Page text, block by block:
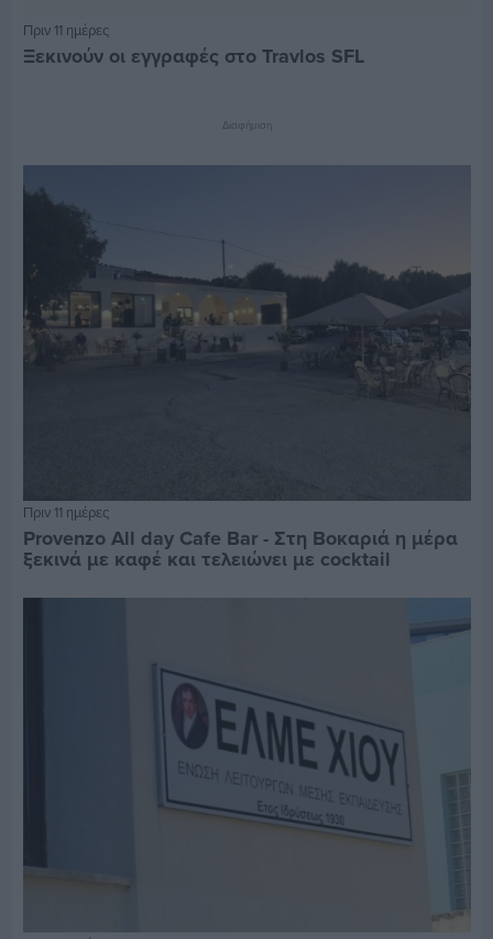
Πριν 11 ημέρες
Ξεκινούν οι εγγραφές στο Travlos SFL
Διαφήμιση
Πριν 11 ημέρες
Provenzo All day Cafe Bar - Στη Βοκαριά η μέρα
ξεκινά με καφέ και τελειώνει με cocktail